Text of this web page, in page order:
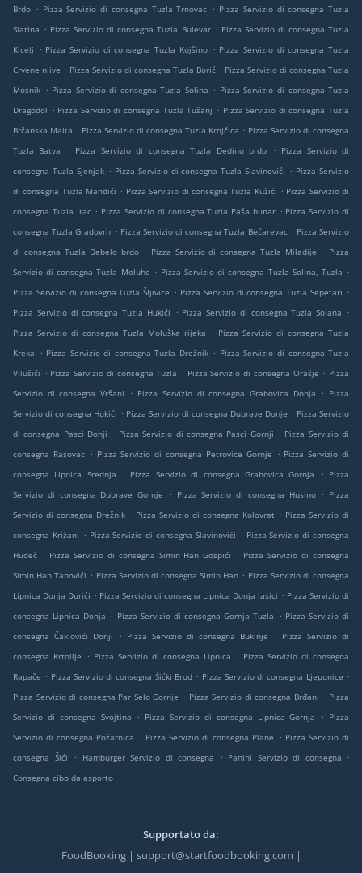
Brdo . Pizza Servizio di consegna Tuzla Trnovac . Pizza Servizio di consegna Tuzla
Slatina . Pizza Servizio di consegna Tuzla Bulevar . Pizza Servizio di consegna Tuzla
Kicelj
. Pizza Servizio di consegna Tuzla Kojšino . Pizza Servizio di consegna Tuzla
Crvene njive . Pizza Servizio di consegna Tuzla Borić . Pizza Servizio di consegna Tuzla
Mosnik . Pizza Servizio di consegna Tuzla Solina . Pizza Servizio di consegna Tuzla
Dragodol . Pizza Servizio di consegna Tuzla Tušanj . Pizza Servizio di consegna Tuzla
Brčanska Malta . Pizza Servizio di consegna Tuzla Krojčica . Pizza Servizio di consegna
Tuzla Batva
. Pizza Servizio di consegna Tuzla Dedino brdo . Pizza Servizio di
consegna Tuzla Sjenjak . Pizza Servizio di consegna Tuzla Slavinovići . Pizza Servizio
di consegna Tuzla Mandići . Pizza Servizio di consegna Tuzla Kužići . Pizza Servizio di
consegna Tuzla Irac . Pizza Servizio di consegna Tuzla Paša bunar . Pizza Servizio di
consegna Tuzla Gradovrh . Pizza Servizio di consegna Tuzla Bećarevac . Pizza Servizio
di consegna Tuzla Debelo brdo . Pizza Servizio di consegna Tuzla Miladije . Pizza
Servizio di consegna Tuzla Moluhe . Pizza Servizio di consegna Tuzla Solina, Tuzla .
Pizza Servizio di consegna Tuzla Šljivice . Pizza Servizio di consegna Tuzla Sepetari .
Pizza Servizio di consegna Tuzla Hukići
. Pizza Servizio di consegna Tuzla Solana
.
Pizza Servizio di consegna Tuzla Moluška rijeka
. Pizza Servizio di consegna Tuzla
Kreka
. Pizza Servizio di consegna Tuzla Drežnik . Pizza Servizio di consegna Tuzla
Vilušići . Pizza Servizio di consegna Tuzla . Pizza Servizio di consegna Orašje . Pizza
Servizio di consegna Vršani
. Pizza Servizio di consegna Grabovica Donja . Pizza
Servizio di consegna Hukići . Pizza Servizio di consegna Dubrave Donje . Pizza Servizio
di consegna Pasci Donji . Pizza Servizio di consegna Pasci Gornji . Pizza Servizio di
consegna Rasovac . Pizza Servizio di consegna Petrovice Gornje . Pizza Servizio di
consegna Lipnica Srednja
. Pizza Servizio di consegna Grabovica Gornja . Pizza
Servizio di consegna Dubrave Gornje
. Pizza Servizio di consegna Husino . Pizza
Servizio di consegna Drežnik . Pizza Servizio di consegna Kolovrat . Pizza Servizio di
consegna Križani . Pizza Servizio di consegna Slavinovići . Pizza Servizio di consegna
Hudeč . Pizza Servizio di consegna Simin Han Gospići . Pizza Servizio di consegna
Simin Han Tanovići . Pizza Servizio di consegna Simin Han . Pizza Servizio di consegna
Lipnica Donja Durići . Pizza Servizio di consegna Lipnica Donja Jasici . Pizza Servizio di
consegna Lipnica Donja . Pizza Servizio di consegna Gornja Tuzla . Pizza Servizio di
consegna Čaklovići Donji
. Pizza Servizio di consegna Bukinje . Pizza Servizio di
consegna Krtolije
. Pizza Servizio di consegna Lipnica . Pizza Servizio di consegna
Rapače . Pizza Servizio di consegna Šićki Brod . Pizza Servizio di consegna Ljepunice .
Pizza Servizio di consegna Par Selo Gornje . Pizza Servizio di consegna Brđani . Pizza
Servizio di consegna Svojtina
. Pizza Servizio di consegna Lipnica Gornja . Pizza
Servizio di consegna Požarnica
. Pizza Servizio di consegna Plane . Pizza Servizio di
consegna Šići
. Hamburger Servizio di consegna . Panini Servizio di consegna
.
Consegna cibo da asporto
Supportato da:
FoodBooking | support@startfoodbooking.com |